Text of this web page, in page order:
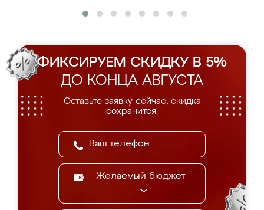
ФИКСИРУЕМ СКИДКУ В 5%
ДО КОНЦА АВГУСТА
Оставьте заявку сейчас, скидка
сохранится.
Желаемый бюджет